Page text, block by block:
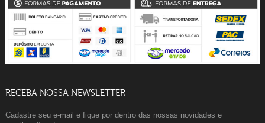
RECEBA NOSSA NEWSLETTER
Cadastre seu e-mail e fique por dentro das nossas novidades e